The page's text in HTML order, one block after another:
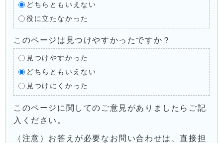
どちらともいえない
役に立たなかった
このページは見つけやすかったですか？
見つけやすかった
どちらともいえない
見つけにくかった
このページに関してのご意見がありましたらご記
入ください。
（注意）お答えが必要なお問い合わせは、直接担